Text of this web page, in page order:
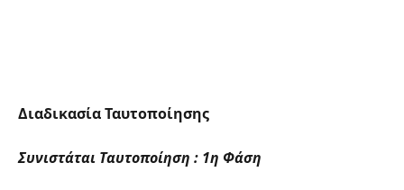
Διαδικασία Ταυτοποίησης
​Συνιστάται Ταυτοποίηση : 1η Φάση